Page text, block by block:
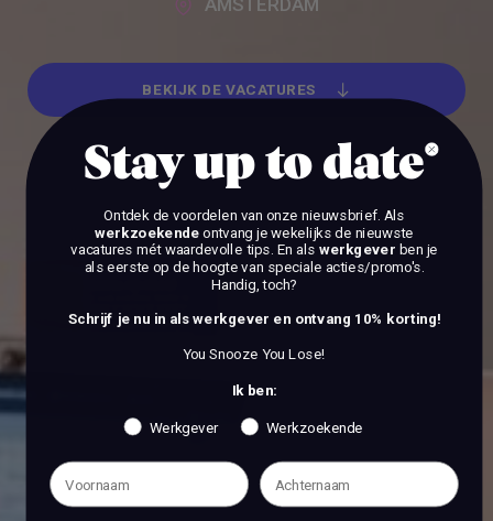
AMSTERDAM
BEKIJK DE VACATURES
BEKIJK DE VACATURES
Stay up to date
Ontdek de voordelen van onze nieuwsbrief. Als
werkzoekendeontvang je wekelijks de nieuwste
vacatures mét waardevolle tips. En als werkgever ben je
als eerste op de hoogte van speciale acties/promo's.
Handig, toch?
Schrijf je nu in als werkgever en ontvang 10% korting!
You Snooze You Lose!
Ik ben:
Werkgever Werkzoekende